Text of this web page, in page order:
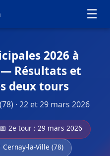
☰
2026 à
Résultats et
deux tours
· 22 et 29 mars 2026
📅 2e tour : 29 mars 2026
Cernay-la-Ville (78)